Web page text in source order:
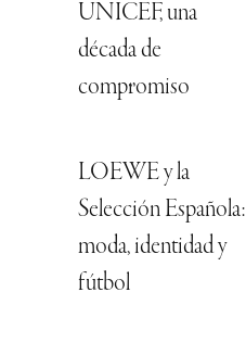
UNICEF, una
década de
compromiso
LOEWE y la
Selección Española:
moda, identidad y
fútbol